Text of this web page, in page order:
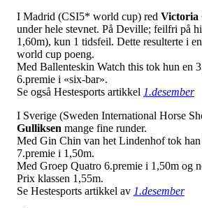
I Madrid (CSI5* world cup) red Victoria
under hele stevnet. På Deville; feilfri på
1,60m), kun 1 tidsfeil. Dette resulterte i
world cup poeng.
Med Ballenteskin Watch this tok hun en
6.premie i «six-bar».
Se også Hestesports artikkel 1.desember
I Sverige (Sweden International Horse
Gulliksen mange fine runder.
Med Gin Chin van het Lindenhof tok
7.premie i 1,50m.
Med Groep Quatro 6.premie i 1,50m og
Prix klassen 1,55m.
Se Hestesports artikkel av 1.desember